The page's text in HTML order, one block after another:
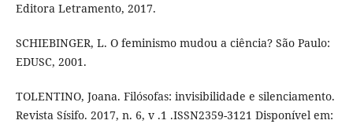
Editora Letramento, 2017.
SCHIEBINGER, L. O feminismo mudou a ciência? São Paulo:
EDUSC, 2001.
TOLENTINO, Joana. Filósofas: invisibilidade e silenciamento.
Revista Sísifo. 2017, n. 6, v .1 .ISSN2359-3121 Disponível em: